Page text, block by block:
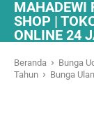
MAHADEWI
SHOP |
ONLINE 24
Beranda › Bunga
Tahun › Bunga